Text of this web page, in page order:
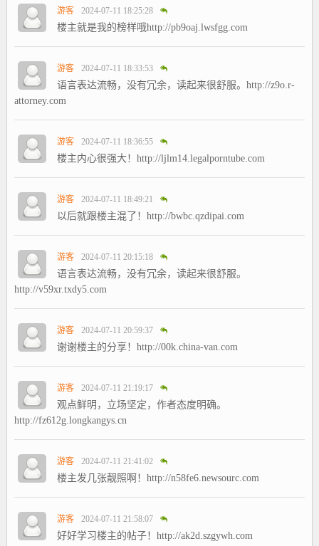
游客 2024-07-11 18:25:28
楼主就是我的榜样哦http://pb9oaj.lwsfgg.com
游客 2024-07-11 18:33:53
语言表达流畅，没有冗余，读起来很舒服。http://z9o.r-
attorney.com
游客 2024-07-11 18:36:55
楼主内心很强大！http://ljlm14.legalporntube.com
游客 2024-07-11 18:49:21
以后就跟楼主混了！http://bwbc.qzdipai.com
游客 2024-07-11 20:15:18
语言表达流畅，没有冗余，读起来很舒服。
http://v59xr.txdy5.com
游客 2024-07-11 20:59:37
谢谢楼主的分享！http://00k.china-van.com
游客 2024-07-11 21:19:17
观点鲜明，立场坚定，作者态度明确。
http://fz612g.longkangys.cn
游客 2024-07-11 21:41:02
楼主发几张靓照啊！http://n58fe6.newsourc.com
游客 2024-07-11 21:58:07
好好学习楼主的帖子！http://ak2d.szgywh.com